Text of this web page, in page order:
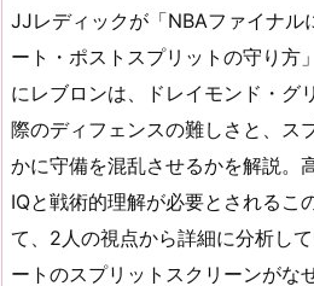
JJレディックが「NBAファイナル
ート・ポストスプリットの守り方
にレブロンは、ドレイモンド・グ
際のディフェンスの難しさと、ス
かに守備を混乱させるかを解説。
IQと戦術的理解が必要とされるこ
て、2人の視点から詳細に分析し
ートのスプリットスクリーンがな